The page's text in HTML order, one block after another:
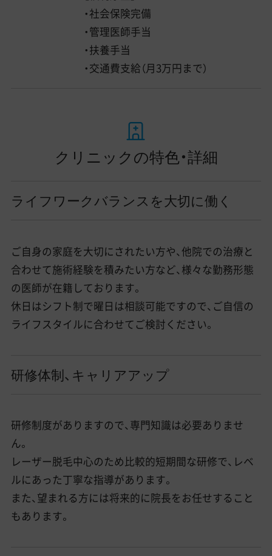
・社会保険完備
・管理医師手当
・扶養手当
・交通費支給（月3万円まで）
クリニックの特色・詳細
ライフワークバランスを大切に働く
ご自身の家庭を大切にされたい方や、他院での治療と
合わせて施術経験を積みたい方など、様々な勤務形態
の医師が在籍しております。
休日はシフト制で曜日は相談可能ですので、ご自信の
ライフスタイルに合わせてご検討ください。
研修体制、キャリアアップ
研修制度がありますので、専門知識は必要ありませ
ん。
レーザー脱毛中心のため比較的短期間な研修で、レベ
ルにあった丁寧な指導があります。
また、望まれる方には将来的に院長をお任せすること
もあります。